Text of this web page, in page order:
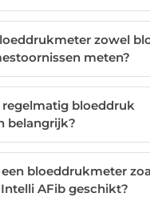
zowel
meten?
regelmatig bloeddruk
belangrijk?
bloeddrukmeter
AFib geschikt?